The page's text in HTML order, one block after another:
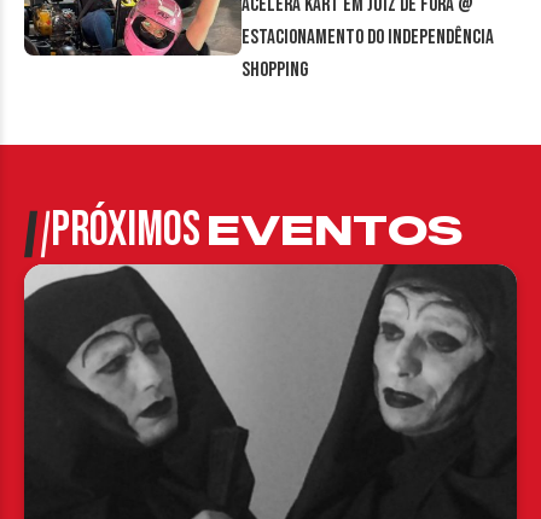
Acelera Kart em Juiz de Fora @
estacionamento do Independência
Shopping
PRÓXIMOSEVENTOS